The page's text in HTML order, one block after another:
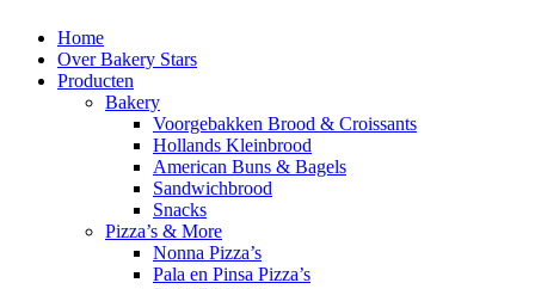
Home
Over Bakery Stars
Producten
Bakery
Voorgebakken Brood & Croissants
Hollands Kleinbrood
American Buns & Bagels
Sandwichbrood
Snacks
Pizza’s & More
Nonna Pizza’s
Pala en Pinsa Pizza’s